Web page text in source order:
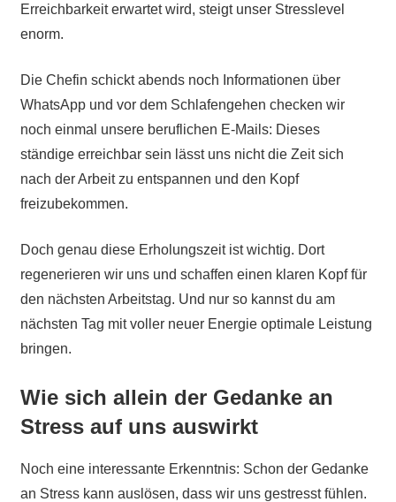
Erreichbarkeit erwartet wird, steigt unser Stresslevel
enorm.
Die Chefin schickt abends noch Informationen über
WhatsApp und vor dem Schlafengehen checken wir
noch einmal unsere beruflichen E-Mails: Dieses
ständige erreichbar sein lässt uns nicht die Zeit sich
nach der Arbeit zu entspannen und den Kopf
freizubekommen.
Doch genau diese Erholungszeit ist wichtig. Dort
regenerieren wir uns und schaffen einen klaren Kopf für
den nächsten Arbeitstag. Und nur so kannst du am
nächsten Tag mit voller neuer Energie optimale Leistung
bringen.
Wie sich allein der Gedanke an
Stress auf uns auswirkt
Noch eine interessante Erkenntnis: Schon der Gedanke
an Stress kann auslösen, dass wir uns gestresst fühlen.